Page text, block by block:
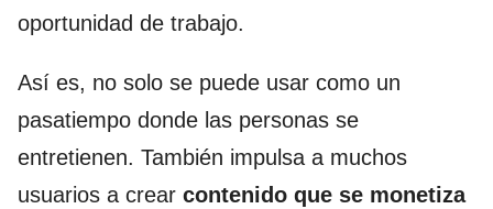
oportunidad de trabajo.
Así es, no solo se puede usar como un
pasatiempo donde las personas se
entretienen. También impulsa a muchos
usuarios a crear contenido que se monetiza